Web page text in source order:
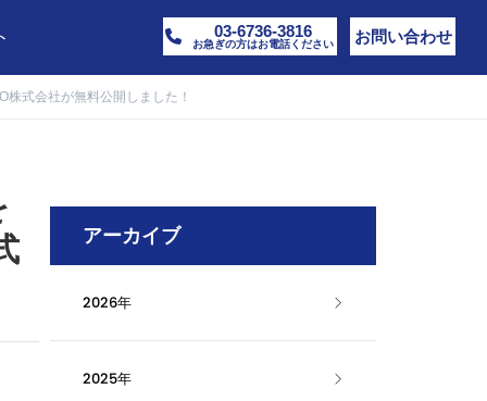
03-6736-3816
お急ぎの方はお電話ください お問い合わせ
式会社が無料公開しました！
アーカイブ
2026年
2025年